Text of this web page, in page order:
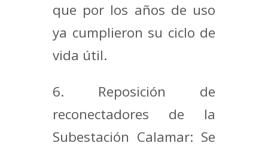
que por los años de uso
ya cumplieron su ciclo de
vida útil.
6. Reposición de
reconectadores de la
Subestación Calamar: Se